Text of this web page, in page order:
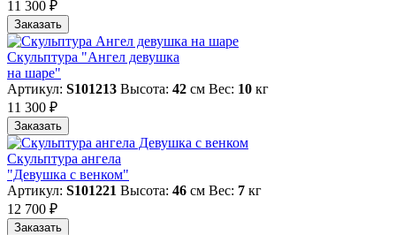
11 300 ₽
Заказать
Скульптура "Ангел девушка
на шаре"
Артикул: S101213 Высота: 42 см Вес: 10 кг
11 300 ₽
Заказать
Скульптура ангела
"Девушка с венком"
Артикул: S101221 Высота: 46 см Вес: 7 кг
12 700 ₽
Заказать